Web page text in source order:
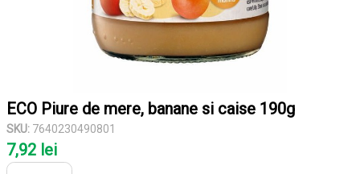
ECO Piure de mere, banane si caise 190g
SKU: 7640230490801
7,92 lei